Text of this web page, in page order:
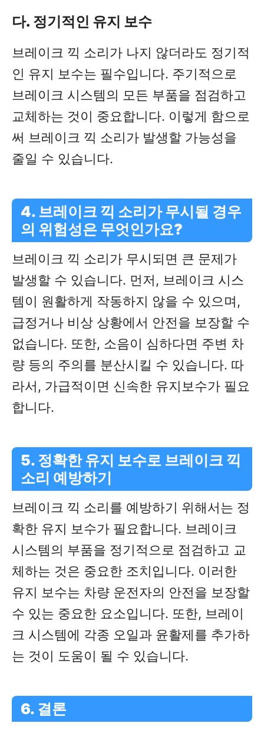
다. 정기적인 유지 보수
브레이크 끽 소리가 나지 않더라도 정기적
인 유지 보수는 필수입니다. 주기적으로
브레이크 시스템의 모든 부품을 점검하고
교체하는 것이 중요합니다. 이렇게 함으로
써 브레이크 끽 소리가 발생할 가능성을
줄일 수 있습니다.
4. 브레이크 끽 소리가 무시될 경우
의 위험성은 무엇인가요?
브레이크 끽 소리가 무시되면 큰 문제가
발생할 수 있습니다. 먼저, 브레이크 시스
템이 원활하게 작동하지 않을 수 있으며,
급정거나 비상 상황에서 안전을 보장할 수
없습니다. 또한, 소음이 심하다면 주변 차
량 등의 주의를 분산시킬 수 있습니다. 따
라서, 가급적이면 신속한 유지보수가 필요
합니다.
5. 정확한 유지 보수로 브레이크 끽
소리 예방하기
브레이크 끽 소리를 예방하기 위해서는 정
확한 유지 보수가 필요합니다. 브레이크
시스템의 부품을 정기적으로 점검하고 교
체하는 것은 중요한 조치입니다. 이러한
유지 보수는 차량 운전자의 안전을 보장할
수 있는 중요한 요소입니다. 또한, 브레이
크 시스템에 각종 오일과 윤활제를 추가하
는 것이 도움이 될 수 있습니다.
6. 결론